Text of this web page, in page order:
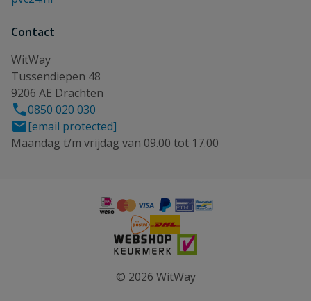
Contact
WitWay
Tussendiepen 48
9206 AE Drachten
0850 020 030
[email protected]
Maandag t/m vrijdag van 09.00 tot 17.00
© 2026 WitWay